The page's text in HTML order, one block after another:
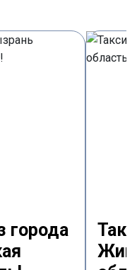
города